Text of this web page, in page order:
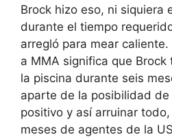
Brock hizo eso, ni siquiera
durante el tiempo
arregló para mear
a MMA significa que
la piscina durante seis
aparte de la posibilidad
positivo y así arruinar
meses de agentes de la